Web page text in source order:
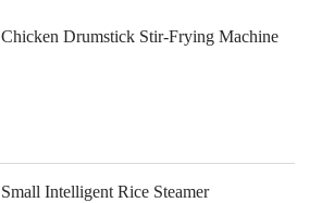
Chicken Drumstick Stir-Frying Machine
Small Intelligent Rice Steamer